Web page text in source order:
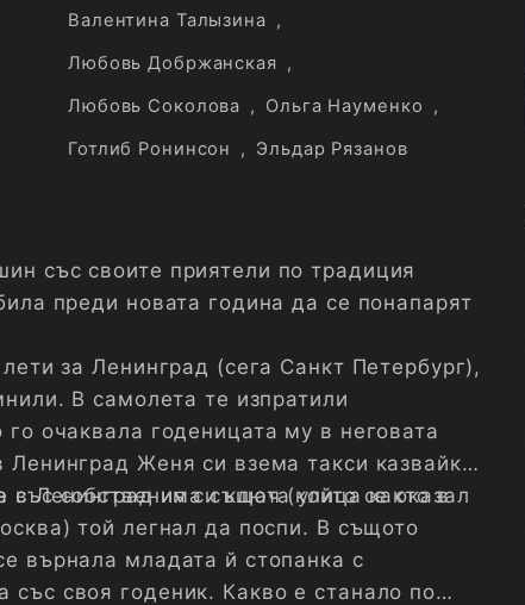
Валентина Талызина ,
Любовь Добржанская
,
Любовь Соколова , Ольга Науменко
,
Готлиб Ронинсон
, Эльдар Рязанов
със своите приятели по традиция
преди новата година да се понапарят
за Ленинград (сега Санкт Петербург),
В самолета те изпратили
очаквала годеницата му в неговата
Ленинград Женя си взема такси казвайки
в Ленинград има същата улица както в
собствения си ключ (който се оказал
той легнал да поспи. В същото
върнала младата й стопанка с
своя годеник. Какво е станало по